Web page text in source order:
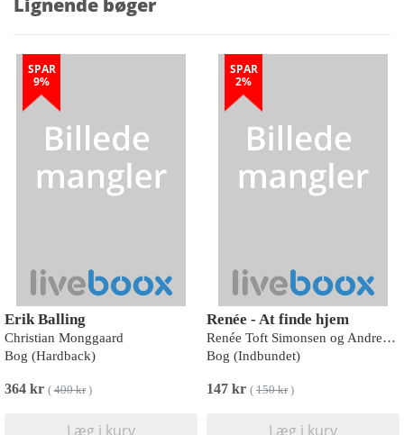
SPAR
9%
Erik Balling
Christian Monggaard
Bog (Hardback)
364 kr ( 400 kr)
Læg i kurv
SPAR
2%
Renée - At finde hjem
Renée Toft Simonsen og Andreas Fugl Thøgersen
Bog (Indbundet)
147 kr ( 150 kr)
Læg i kurv